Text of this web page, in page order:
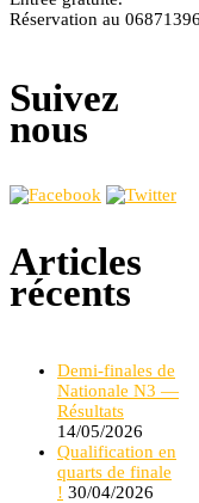
Réservation au
Suivez
nous
Articles
récents
Demi-finales de
Nationale N3 —
Résultats
14/05/2026
Qualification en
quarts de finale
! 30/04/2026